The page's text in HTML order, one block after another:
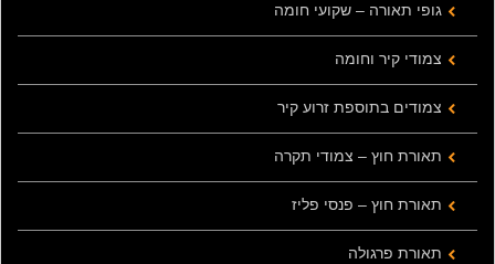
גופי תאורה – שקועי חומה
צמודי קיר וחומה
צמודים בתוספת זרוע קיר
תאורת חוץ – צמודי תקרה
תאורת חוץ – פנסי פליז
תאורת פרגולה